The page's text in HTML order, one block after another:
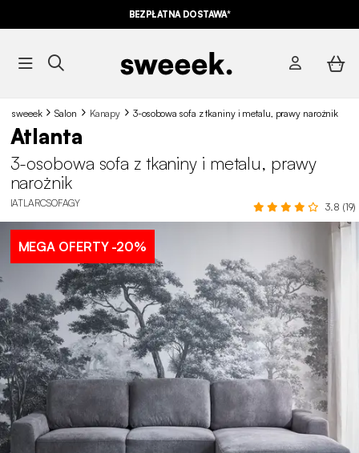
BEZPŁATNA DOSTAWA*
sweeek Salon Kanapy 3-osobowa sofa z tkaniny i metalu, prawy narożnik
Atlanta
3-osobowa sofa z tkaniny i metalu, prawy
narożnik
IATLARCSOFAGY 3.8 (19)
MEGA OFERTY-20%